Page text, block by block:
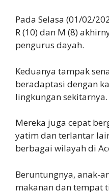
Pada Selasa (01/02/
R (10) dan M (8)
pengurus dayah.
Keduanya tampak
beradaptasi dengan
lingkungan sekitarnya.
Mereka juga cepat
yatim dan terlantar
berbagai wilayah di
Beruntungnya, anak-
makanan dan tempat